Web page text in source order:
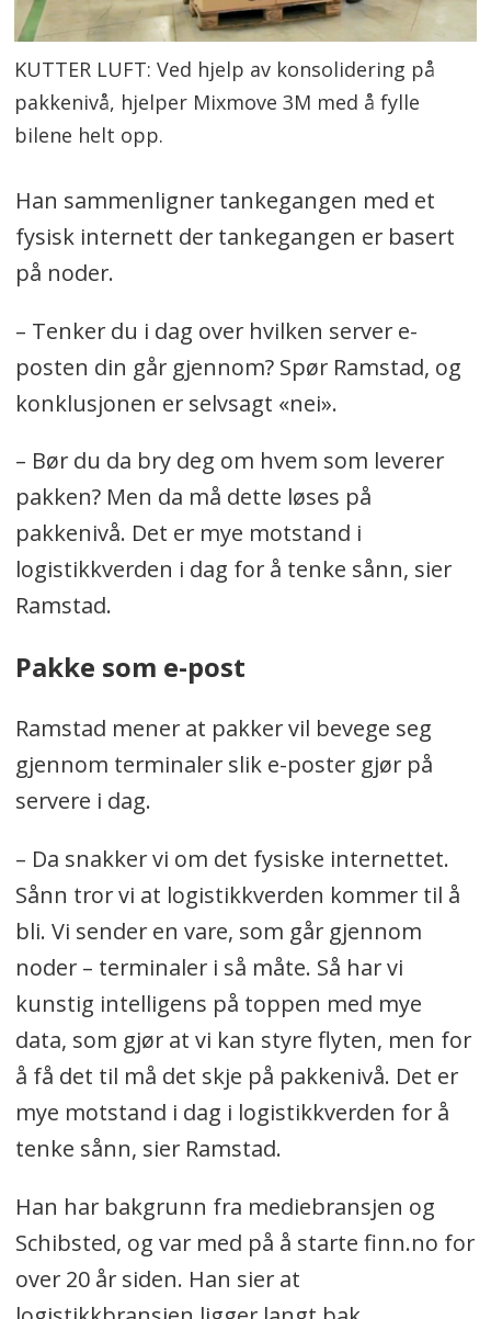
KUTTER LUFT: Ved hjelp av konsolidering på
pakkenivå, hjelper Mixmove 3M med å fylle
bilene helt opp.
Han sammenligner tankegangen med et
fysisk internett der tankegangen er basert
på noder.
– Tenker du i dag over hvilken server e-
posten din går gjennom? Spør Ramstad, og
konklusjonen er selvsagt «nei».
– Bør du da bry deg om hvem som leverer
pakken? Men da må dette løses på
pakkenivå. Det er mye motstand i
logistikkverden i dag for å tenke sånn, sier
Ramstad.
Pakke som e-post
Ramstad mener at pakker vil bevege seg
gjennom terminaler slik e-poster gjør på
servere i dag.
– Da snakker vi om det fysiske internettet.
Sånn tror vi at logistikkverden kommer til å
bli. Vi sender en vare, som går gjennom
noder – terminaler i så måte. Så har vi
kunstig intelligens på toppen med mye
data, som gjør at vi kan styre flyten, men for
å få det til må det skje på pakkenivå. Det er
mye motstand i dag i logistikkverden for å
tenke sånn, sier Ramstad.
Han har bakgrunn fra mediebransjen og
Schibsted, og var med på å starte finn.no for
over 20 år siden. Han sier at